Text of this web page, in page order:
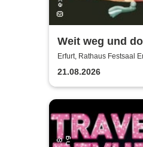
Weit weg und
Sopranistin
europ. Klassik
Liedgut im
Erfurt, Rathaus Festsaal
21.08.2026